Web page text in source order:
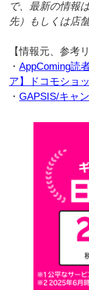
で、最新の情報
先）もしくは店
【情報元、参考
・ AppComing読
ア】ドコモショ
・ GAPSIS/キャ